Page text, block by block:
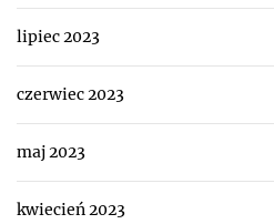
lipiec 2023
czerwiec 2023
maj 2023
kwiecień 2023